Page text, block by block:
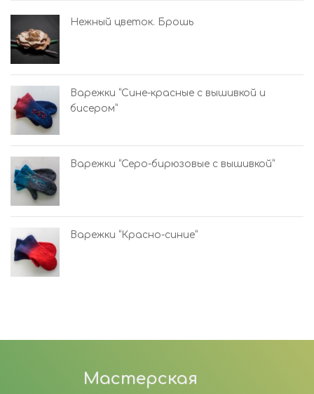
Нежный цветок. Брошь
Варежки “Сине-красные с вышивкой и
бисером”
Варежки “Серо-бирюзовые с вышивкой”
Варежки “Красно-синие”
Мастерская